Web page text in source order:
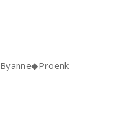
Byanne◆Proenk